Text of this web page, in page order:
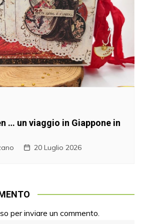
… un viaggio in Giappone in
20 Luglio 2026
per inviare un commento.